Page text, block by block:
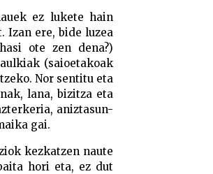
ez lukete hain
Izan ere, bide luzea
ote zen dena?)
(saioetakoak
Nor sentitu eta
lana, bizitza eta
aniztasun-
gai.
kezkatzen naute
hori eta, ez dut